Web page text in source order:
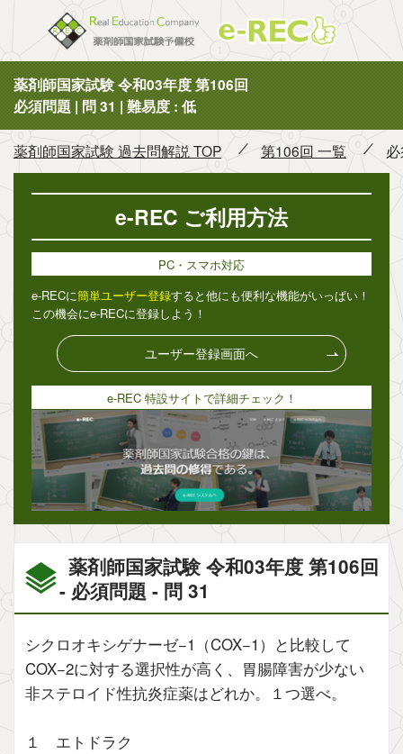
薬剤師国家試験 令和03年度 第106回
必須問題 | 問 31 | 難易度 : 低
薬剤師国家試験 過去問解説 TOP 第106回 一覧
薬剤師国家試験 令和03年度 第106回
- 必須問題 - 問 31
シクロオキシゲナーゼ−1（COX−1）と比較して
COX−2に対する選択性が高く、胃腸障害が少ない
非ステロイド性抗炎症薬はどれか。１つ選べ。
１ エトドラク
e-REC ご利用方法
PC・スマホ対応
e-RECに簡単ユーザー登録すると他にも便利な機能がいっぱい！
この機会にe-RECに登録しよう！
ユーザー登録画面へ
e-REC 特設サイトで詳細チェック！